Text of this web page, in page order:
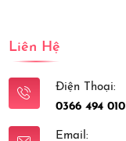
Liên Hệ
Điện Thoại:
0366 494 010
Email: